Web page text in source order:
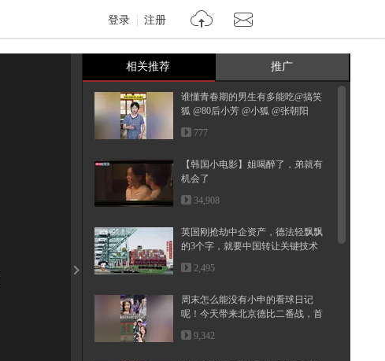
登录 注册
相关推荐 推广
谁懂青春期的男生有多能吃@搞笑
狐 @80后小芳 @小狐 @张朝阳
777
【韩国小电影】姐喝醉了，弟就有
机会了
34,908
英国刚抢劫中企资产，德法轻飘飘
的3个字，就要中国转让关键技术
2,495
周末怎么能没有小申的看球日记
呢！今天带来北京德比二番战，首
钢和...
9,342